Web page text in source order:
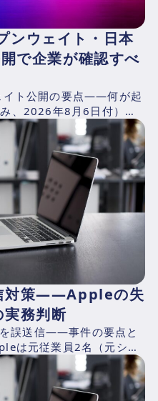
ウェイト・日本
で企業が確認すべ
ト公開の要点——何が起
、2026年8月6日付）の
対策——Appleの失
実務判断
誤送信——事件の要点と
は元従業員2名（元シニ
Liuおよ...